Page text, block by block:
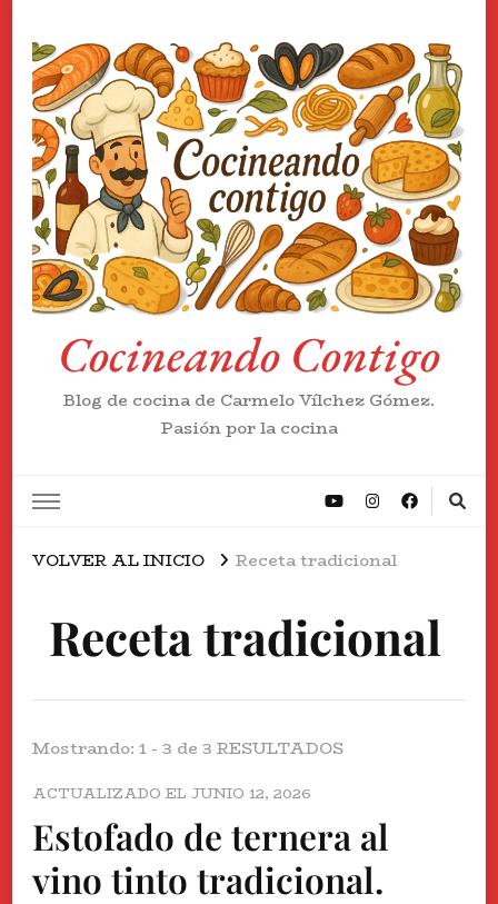
Cocineando Contigo
Blog de cocina de Carmelo Vílchez Gómez.
Pasión por la cocina
VOLVER AL INICIO Receta tradicional
Receta tradicional
Mostrando: 1 - 3 de 3 RESULTADOS
ACTUALIZADO EL JUNIO 12, 2026
Estofado de ternera al
vino tinto tradicional.